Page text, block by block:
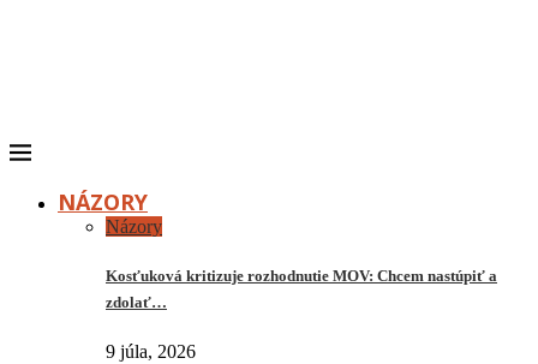
NÁZORY
Názory
Kosťuková kritizuje rozhodnutie MOV: Chcem nastúpiť a
zdolať…
9 júla, 2026